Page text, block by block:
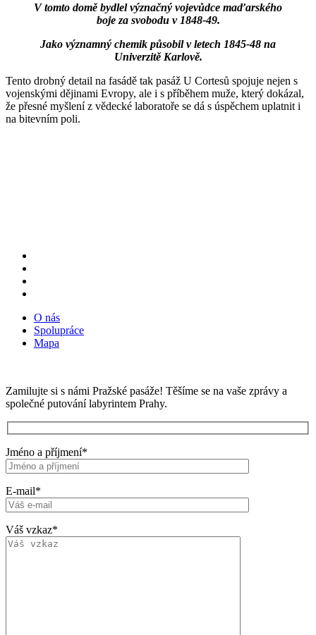
V tomto domě bydlel význačný vojevůdce maďarského
boje za svobodu v 1848-49.
Jako významný chemik působil v letech 1845-48 na
Univerzitě Karlově.
​Tento drobný detail na fasádě tak pasáž U Cortesů spojuje nejen s
vojenskými dějinami Evropy, ale i s příběhem muže, který dokázal,
že přesné myšlení z vědecké laboratoře se dá s úspěchem uplatnit i
na bitevním poli.
O nás
Spolupráce
Mapa
Zamilujte si s námi Pražské pasáže! Těšíme se na vaše zprávy a
společné putování labyrintem Prahy.
Jméno a příjmení*
E-mail*
Váš vzkaz*